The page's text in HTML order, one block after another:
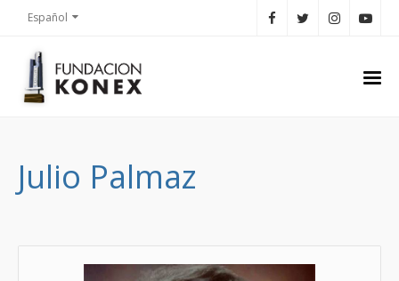
Español
Julio Palmaz